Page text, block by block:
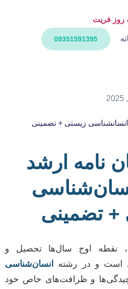
09351591395
انسانشناسی زیستی + تضمینی
نامه ارشد
+ تضمینی
نقطه اوج سال‌ها تحصیل و
است و در رشته
انسان‌شناسی
و ظرافت‌های خاص خود